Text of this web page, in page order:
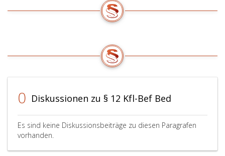
0 Diskussionen zu § 12 Kfl-Bef Bed
Es sind keine Diskussionsbeiträge zu diesen Paragrafen
vorhanden.